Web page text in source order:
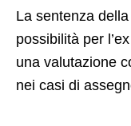
La sentenza
possibilità per
una valutazione
nei casi di